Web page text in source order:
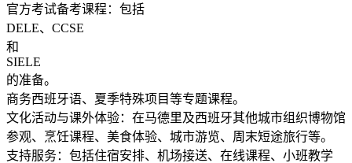
官方考试备考课程：包括
DELE、CCSE
和
SIELE
的准备。
商务西班牙语、夏季特殊项目等专题课程。
文化活动与课外体验：在马德里及西班牙其他城市组织博物馆
参观、烹饪课程、美食体验、城市游览、周末短途旅行等。
支持服务：包括住宿安排、机场接送、在线课程、小班教学